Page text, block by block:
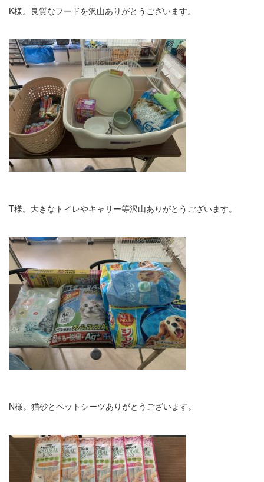
K様。良質なフードを沢山ありがとうございます。
T様。大きなトイレやキャリー等沢山ありがとうございます。
N様。猫砂とペットシーツありがとうございます。